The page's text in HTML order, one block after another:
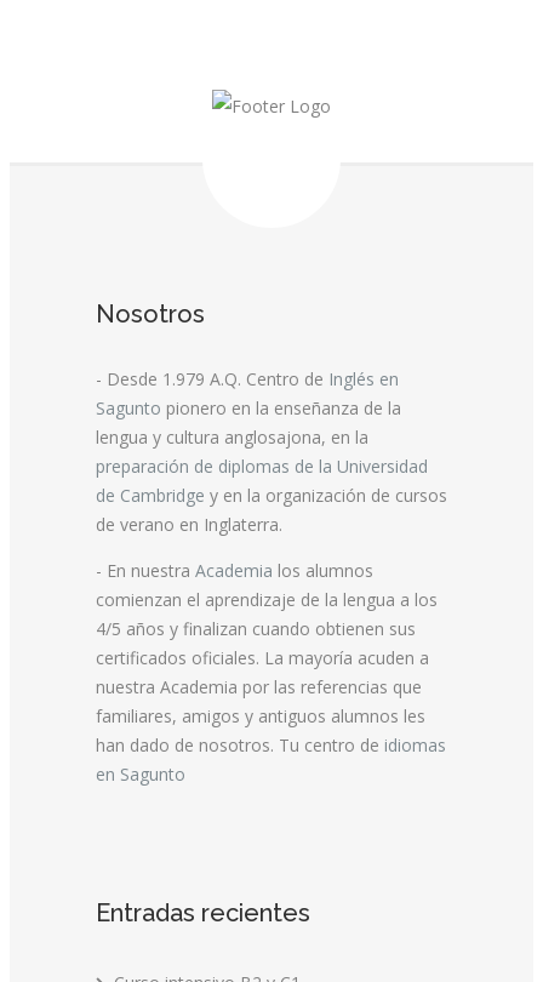
Nosotros
- Desde 1.979 A.Q. Centro de Inglés en
Sagunto pionero en la enseñanza de la
lengua y cultura anglosajona, en la
preparación de diplomas de la Universidad
de Cambridge y en la organización de cursos
de verano en Inglaterra.
- En nuestra Academia los alumnos
comienzan el aprendizaje de la lengua a los
4/5 años y finalizan cuando obtienen sus
certificados oficiales. La mayoría acuden a
nuestra Academia por las referencias que
familiares, amigos y antiguos alumnos les
han dado de nosotros. Tu centro de idiomas
en Sagunto
Entradas recientes